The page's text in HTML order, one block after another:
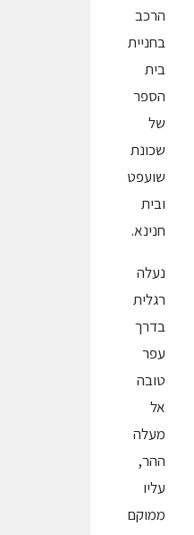
הרכב
בחניית
בית
הספר
של
שכונת
שועפט
ובית
חנינא.
נעלה
רגלית
בדרך
עפר
טובה
אל
מעלה
ההר,
עליו
ממוקם